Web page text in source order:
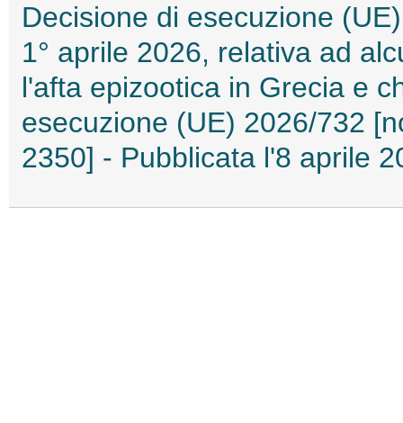
Decisione di esecuzione
1° aprile 2026, relativa ad
l'afta epizootica in Grecia e
esecuzione (UE) 2026/732
2350] - Pubblicata l'8 aprile